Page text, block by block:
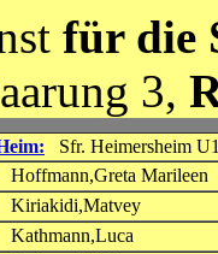
für die
3,
Sfr. Heimersheim
Hoffmann,Greta Marileen
Kiriakidi,Matvey
Kathmann,Luca